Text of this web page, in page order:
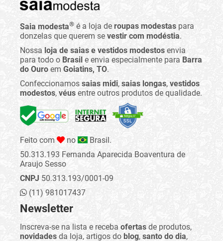
Saia modesta® é a loja de roupas modestas para
donzelas que querem se vestir com modéstia.
Nossa loja de saias e vestidos modestos envia
para todo o Brasil e envia especialmente para Barra
do Ouro em Goiatins, TO.
Confeccionamos saias midi, saias longas, vestidos
modestos, véus entre outros produtos de qualidade.
Feito com no
Brasil.
50.313.193 Fernanda Aparecida Boaventura de
Araujo Sesso
CNPJ 50.313.193/0001-09
(11) 981017437
Newsletter
Inscreva-se na lista e receba ofertas de produtos,
novidades da loja, artigos do blog, santo do dia,